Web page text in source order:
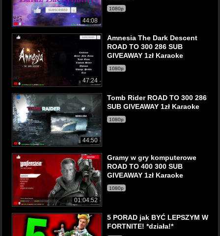
44:08
1080p
47:24
Amnesia The Dark Descent
ROAD TO 300 286 SUB
GIVEAWAY 1zł Karaoke
1080p
44:50
Tomb Rider ROAD TO 300 286
SUB GIVEAWAY 1zł Karaoke
1080p
01:04:52
Gramy w gry komputerowe
ROAD TO 400 300 SUB
GIVEAWAY 1zł Karaoke
1080p
5 PORAD jak BYĆ LEPSZYM W
FORTNITE! *działa!*